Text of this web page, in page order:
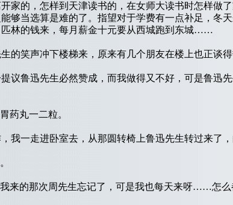
家的，怎样到天津读书的，在女师大读书时怎样做
够当选算是难的了。指望对于学费有一点补足，冬
林的钱来，每月薪金十元要从西城跑到东城……
笑声冲下楼梯来，原来有几个朋友在楼上也正谈得
鲁迅先生必然赞成，而我做得又不好，可是鲁迅
丸一二粒。
一走进卧室去，从那圆转椅上鲁迅先生转过来了，
的那次周先生忘记了，可是我也每天来呀……怎么